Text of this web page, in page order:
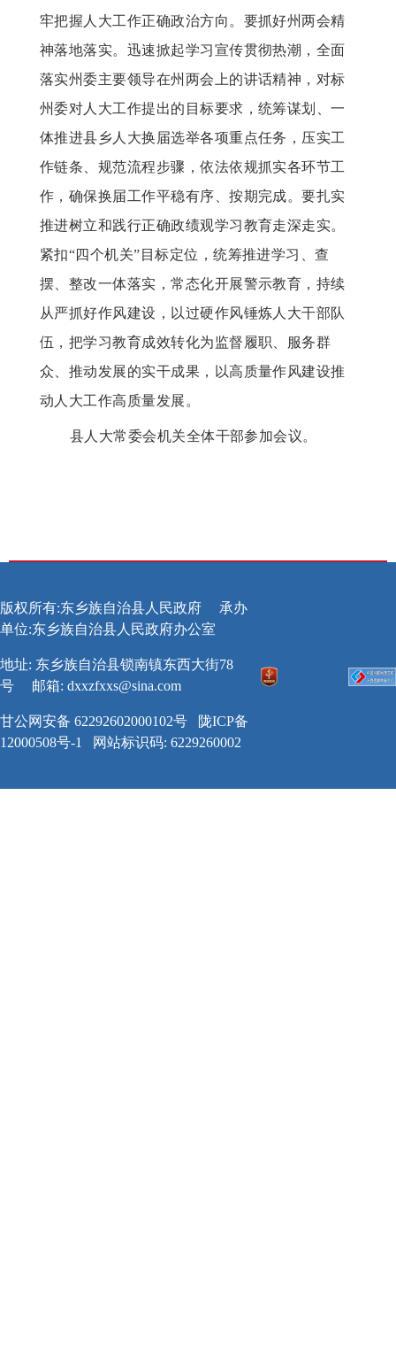
牢把握人大工作正确政治方向。要抓好州两会精
神落地落实。迅速掀起学习宣传贯彻热潮，全面
落实州委主要领导在州两会上的讲话精神，对标
州委对人大工作提出的目标要求，统筹谋划、一
体推进县乡人大换届选举各项重点任务，压实工
作链条、规范流程步骤，依法依规抓实各环节工
作，确保换届工作平稳有序、按期完成。要扎实
推进树立和践行正确政绩观学习教育走深走实。
紧扣“四个机关”目标定位，统筹推进学习、查
摆、整改一体落实，常态化开展警示教育，持续
从严抓好作风建设，以过硬作风锤炼人大干部队
伍，把学习教育成效转化为监督履职、服务群
众、推动发展的实干成果，以高质量作风建设推
动人大工作高质量发展。
县人大常委会机关全体干部参加会议。
版权所有:东乡族自治县人民政府
承办
单位:东乡族自治县人民政府办公室
地址: 东乡族自治县锁南镇东西大街78
号
邮箱: dxxzfxxs@sina.com
甘公网安备 62292602000102号
陇ICP备
12000508号-1
网站标识码: 6229260002